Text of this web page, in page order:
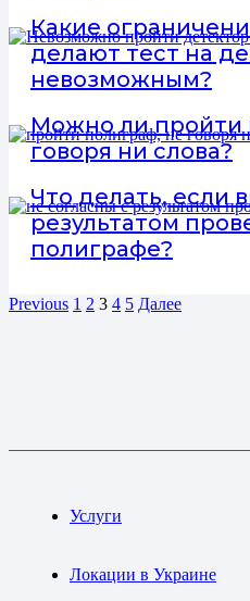
Какие
делают тест на
невозможным?
Можно ли пройти
говоря ни слова?
Что делать, если
результатом
полиграфе?
Previous 1 2 3 4 5 Далее
Услуги
Локации в Украине